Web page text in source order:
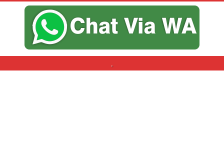
.